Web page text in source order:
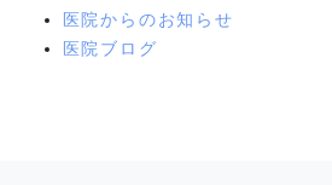
医院からのお知らせ
医院ブログ